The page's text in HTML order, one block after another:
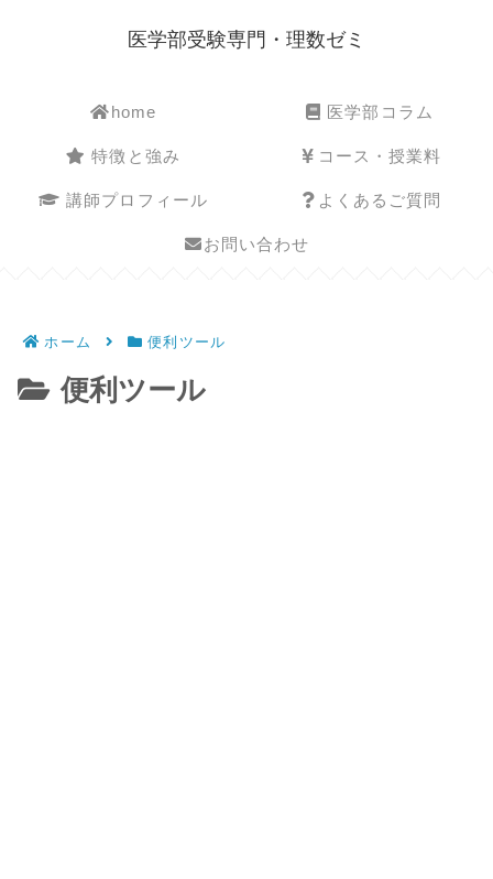
医学部受験専門・理数ゼミ
home 医学部コラム
特徴と強み コース・授業料
講師プロフィール よくあるご質問
お問い合わせ
ホーム 便利ツール
便利ツール